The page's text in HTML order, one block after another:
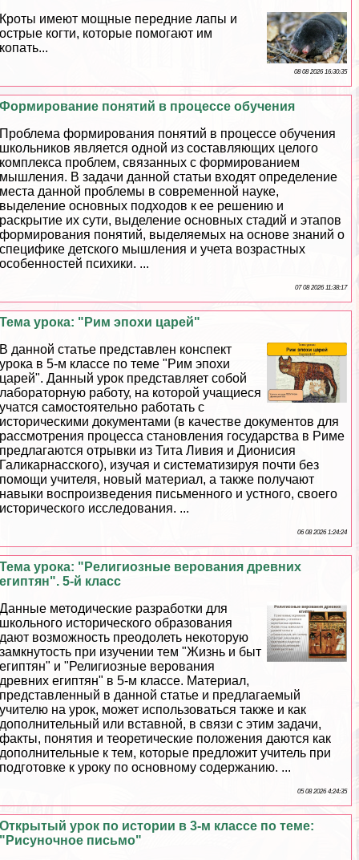
Кроты имеют мощные передние лапы и
острые когти, которые помогают им
копать...
08 08 2026 16:30:35
Формирование понятий в процессе обучения
Проблема формирования понятий в процессе обучения
школьников является одной из составляющих целого
комплекса проблем, связанных с формированием
мышления. В задачи данной статьи входят определение
места данной проблемы в современной науке,
выделение основных подходов к ее решению и
раскрытие их сути, выделение основных стадий и этапов
формирования понятий, выделяемых на основе знаний о
специфике детского мышления и учета возрастных
особенностей психики. ...
07 08 2026 11:38:17
Тема урока: "Рим эпохи царей"
В данной статье представлен конспект
урока в 5-м классе по теме "Рим эпохи
царей". Данный урок представляет собой
лабораторную работу, на которой учащиеся
учатся самостоятельно работать с
историческими документами (в качестве документов для
рассмотрения процесса становления государства в Риме
предлагаются отрывки из Тита Ливия и Дионисия
Галикарнасского), изучая и систематизируя почти без
помощи учителя, новый материал, а также получают
навыки воспроизведения письменного и устного, своего
исторического исследования. ...
06 08 2026 1:24:24
Тема урока: "Религиозные верования древних
египтян". 5-й класс
Данные методические разработки для
школьного исторического образования
дают возможность преодолеть некоторую
замкнутость при изучении тем "Жизнь и быт
египтян" и "Религиозные верования
древних египтян" в 5-м классе. Материал,
представленный в данной статье и предлагаемый
учителю на урок, может использоваться также и как
дополнительный или вставной, в связи с этим задачи,
факты, понятия и теоретические положения даются как
дополнительные к тем, которые предложит учитель при
подготовке к уроку по основному содержанию. ...
05 08 2026 4:24:35
Открытый урок по истории в 3-м классе по теме:
"Рисуночное письмо"